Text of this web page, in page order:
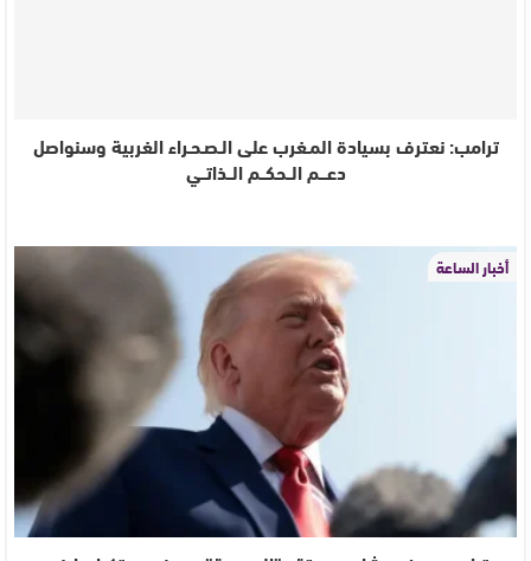
ترامب: نعترف بسيادة المـغرب على الـصـحـراء الغربية وسنواصل
دعـــم الــحكــم الــذاتــي
أخبار الساعة